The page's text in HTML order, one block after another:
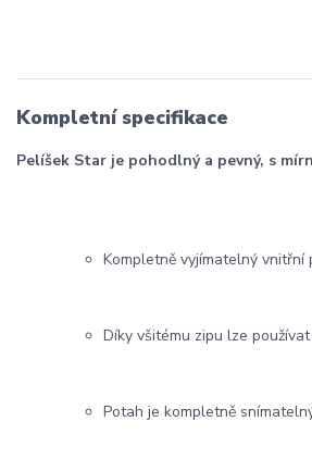
Kompletní specifikace
Pelíšek Star je pohodlný a pevný, s
Kompletně vyjímatelný vnitřní
Díky všitému zipu lze
Potah je kompletně